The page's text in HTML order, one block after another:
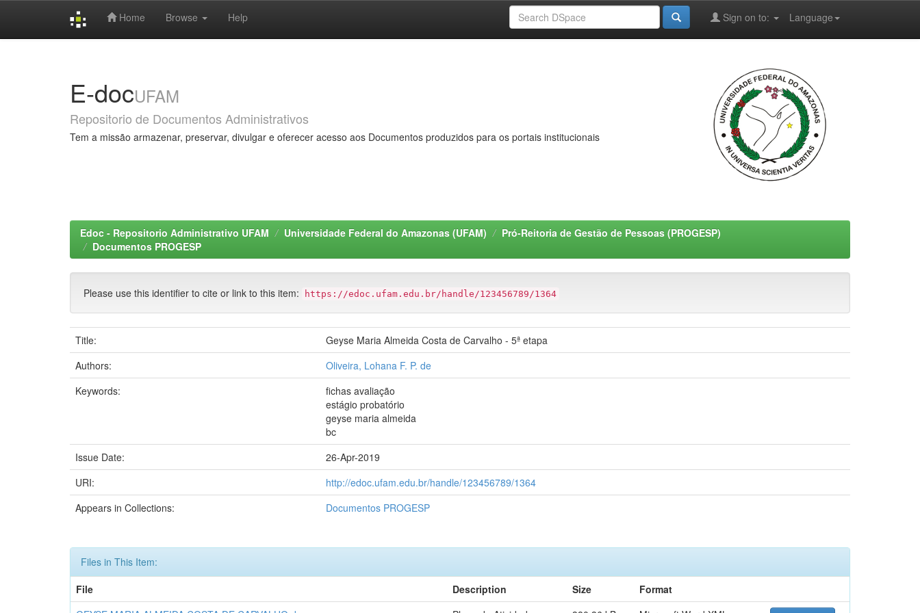
Home Browse Help Language
Sign on to:
E-docUFAM
Repositorio de Documentos Administrativos
Tem a missão armazenar, preservar, divulgar e oferecer acesso aos Documentos produzidos para os portais institucionais
Edoc - Repositorio Administrativo UFAM Universidade Federal do Amazonas (UFAM)
Pró-Reitoria de Gestão de Pessoas (PROGESP)
Documentos PROGESP
Please use this identifier to cite or link to this item: https://edoc.ufam.edu.br/handle/123456789/1364
Title:
Geyse Maria Almeida Costa de Carvalho - 5ª etapa
Authors:
Oliveira, Lohana F. P. de
Keywords:
fichas avaliação
estágio probatório
geyse maria almeida
bc
Issue Date:
26-Apr-2019
URI:
http://edoc.ufam.edu.br/handle/123456789/1364
Appears in Collections:
Documentos PROGESP
Files in This Item:
File
Description Size
Format